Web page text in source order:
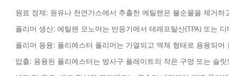
원료 정제: 원유나 천연가스에서 추출한 에틸렌은 불순물을 제거
폴리머 생산: 에틸렌 모노머는 반응기에서 테레프탈산(TPA) 또는
폴리머 용융: 폴리에스터 폴리머는 가열되고 액체 형태로 용융되어
압출: 용융된 폴리에스터는 방사구 플레이트의 작은 구멍 또는 슬